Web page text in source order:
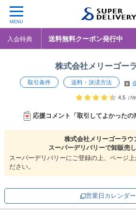
MENU
入会特典 送料無料クーポン発行中
株式会社メリーゴー
取引条件 送料・決済方法
4.5（7件
応援コメント「取引してよかったの
株式会社メリーゴーラウ
スーパーデリバリーで卸販売
スーパーデリバリーにご登録の上、ページ
ださい。
営業日カレンダー